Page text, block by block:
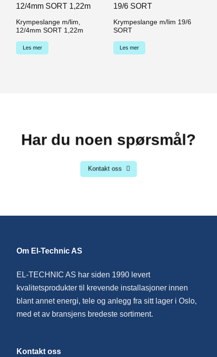
Krympeslange m/lim,
12/4mm SORT 1,22m
Les mer
Krympeslange m/lim 19/6
SORT
Les mer
Har du noen spørsmål?
Kontakt oss
Om El-Technic AS
EL-TECHNIC AS har siden 1990 levert
kvalitetsprodukter til krevende installasjoner innen
blant annet energi, tele og anlegg fra sitt lager i Oslo,
med et av bransjens bredeste sortiment.
Kontakt oss